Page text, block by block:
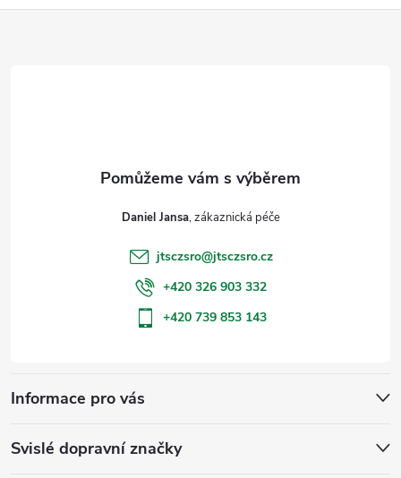
Informace pro vás
Svislé dopravní značky
Daniel Jansa
jtsczsro@jtsczsro.cz
+420 326 903 332
+420 739 853 143